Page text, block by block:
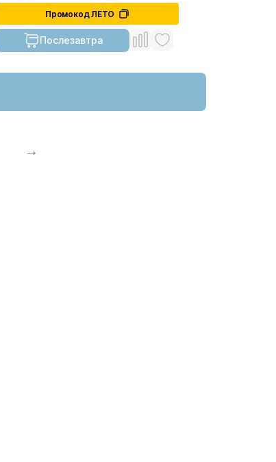
Промокод ЛЕТО
Послезавтра